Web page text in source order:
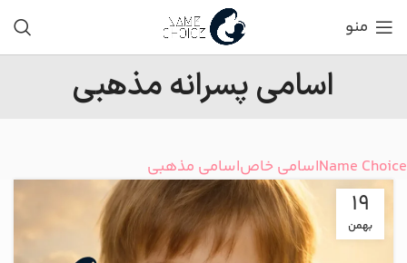
منو
اسامی پسرانه مذهبی
Name Choiceاسامی خاصاسامی مذهبی
19
بهمن